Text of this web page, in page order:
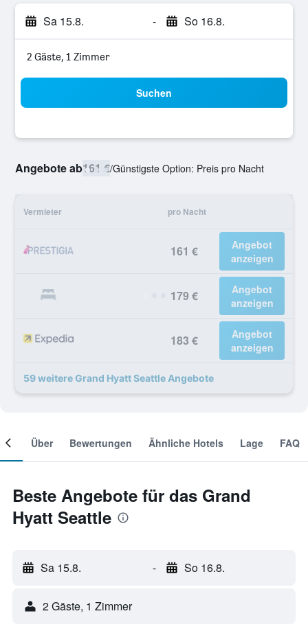
Sa 15.8. - So 16.8.
2 Gäste, 1 Zimmer
Suchen
Angebote ab161 €/Günstigste Option: Preis pro Nacht
Vermieter pro Nacht
161 €
Angebot
anzeigen
179 €
Angebot
anzeigen
183 €
Angebot
anzeigen
59 weitere Grand Hyatt Seattle Angebote
Über Bewertungen Ähnliche Hotels Lage FAQ
Beste Angebote für das Grand
Hyatt Seattle
Sa 15.8. - So 16.8.
2 Gäste, 1 Zimmer